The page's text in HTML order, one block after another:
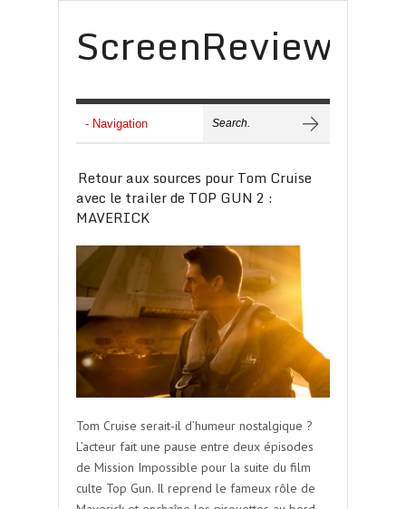
ScreenReview
Retour aux sources pour Tom Cruise
avec le trailer de TOP GUN 2 :
MAVERICK
Tom Cruise serait-il d’humeur nostalgique ?
L’acteur fait une pause entre deux épisodes
de Mission Impossible pour la suite du film
culte Top Gun. Il reprend le fameux rôle de